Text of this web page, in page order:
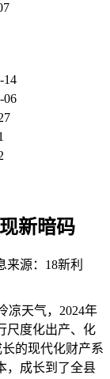
14
06
新暗码
来源：18新利
天气，2024年
尺度化出产、化
的现代化财产系
，成长到了全县